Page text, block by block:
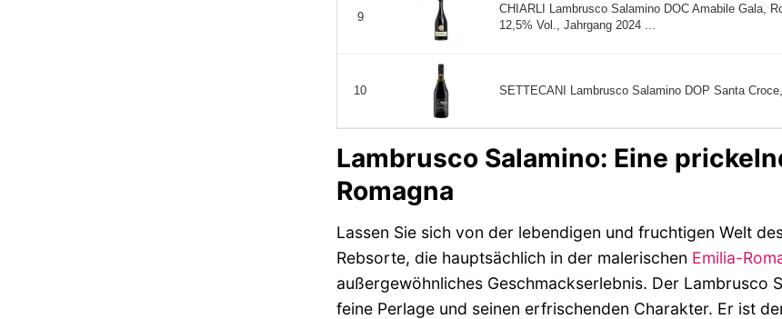
9
CHIARLI Lambrusco Salamino DOC Amabile Gala,
12,5% Vol., Jahrgang 2024 ...
10 SETTECANI Lambrusco Salamino DOP Santa
Lambrusco Salamino: Eine
Romagna
Lassen Sie sich von der lebendigen und fruchtigen Welt
Rebsorte, die hauptsächlich in der malerischen Emilia-
außergewöhnliches Geschmackserlebnis. Der Lambrusco
feine Perlage und seinen erfrischenden Charakter. Er ist